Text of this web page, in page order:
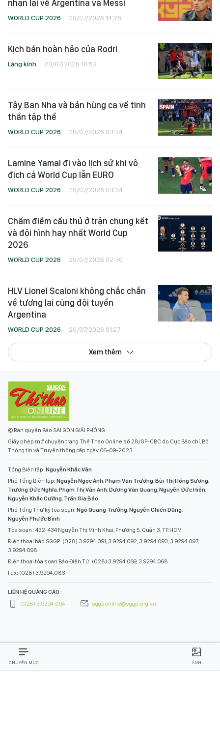
nhận lại về Argentina và Messi
WORLD CUP 2026 20/07/2026 14:26
Kịch bản hoàn hảo của Rodri
Lăng kính 20/07/2026 10:53
Tây Ban Nha và bản hùng ca về tinh
thần tập thể
WORLD CUP 2026 20/07/2026 03:34
Lamine Yamal đi vào lịch sử khi vô
địch cả World Cup lẫn EURO
WORLD CUP 2026 20/07/2026 03:34
Chấm điểm cầu thủ ở trận chung kết
và đội hình hay nhất World Cup
2026
WORLD CUP 2026 20/07/2026 02:30
HLV Lionel Scaloni không chắc chắn
về tương lai cùng đội tuyển
Argentina
WORLD CUP 2026 20/07/2026 01:27
Xem thêm
© Bản quyền Báo SÀI GÒN GIẢI PHÓNG.
Giấy phép mở chuyên trang Thể Thao Online số 28/GP-CBC do Cục Báo chí, Bộ
Thông tin và Truyền thông cấp ngày 06-09-2023.
Tổng Biên tập: Nguyễn Khắc Văn
Phó Tổng Biên tập: Nguyễn Ngọc Anh,Phạm Văn Trường,Bùi Thị Hồng Sương,
Trương Đức Nghĩa,Phạm Thị Vân Anh,Dương Văn Quang,Nguyễn Đức Hiển,
Nguyễn Khắc Cường, Trần Gia Bảo
Phó Tổng Thư ký tòa soạn: Ngô Quang Trưởng,Nguyễn Chiến Dũng,
Nguyễn Phước Bình
Tòa soạn : 432-434 Nguyễn Thị Minh Khai, Phường 5, Quận 3, TP.HCM
Điện thoại báo SGGP: (028) 3.9294.091, 3.9294.092, 3.9294.093, 3.9294.097,
3.9294.098
Điện thoại tòa soạn Báo Điện Tử: (028) 3.9294.069, 3.9294.068
Fax: (028) 3.9294.083
LIÊN HỆ QUẢNG CÁO :
(028) 3.9294.094
sggponline@sggp.org.vn
CHUYÊN MỤC ẢNH